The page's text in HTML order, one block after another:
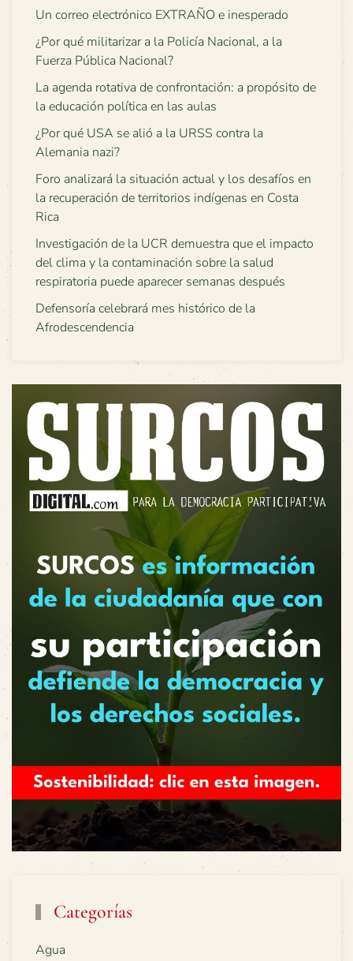
Un correo electrónico EXTRAÑO e inesperado
¿Por qué militarizar a la Policía Nacional, a la
Fuerza Pública Nacional?
La agenda rotativa de confrontación: a propósito de
la educación política en las aulas
¿Por qué USA se alió a la URSS contra la
Alemania nazi?
Foro analizará la situación actual y los desafíos en
la recuperación de territorios indígenas en Costa
Rica
Investigación de la UCR demuestra que el impacto
del clima y la contaminación sobre la salud
respiratoria puede aparecer semanas después
Defensoría celebrará mes histórico de la
Afrodescendencia
Categorías
Agua